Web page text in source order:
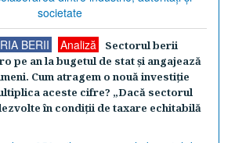
BERII Analiză
Sectorul berii
pe an la bugetul de stat şi angajează
Cum atragem o nouă investiţie
aceste cifre? „Dacă sectorul
în condiţii de taxare echitabilă